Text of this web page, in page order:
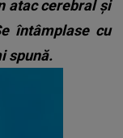
atac cerebral și
întâmplase cu
spună.